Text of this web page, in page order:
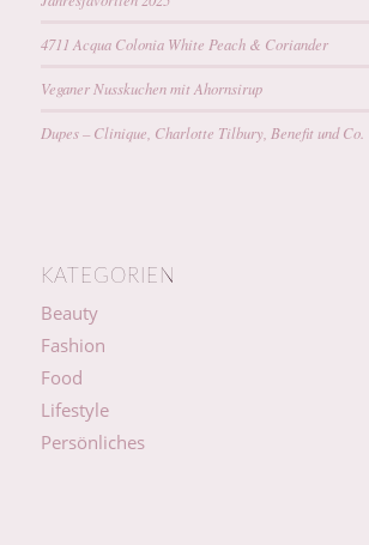
4711 Acqua Colonia White Peach & Coriander
Veganer Nusskuchen mit Ahornsirup
Dupes – Clinique, Charlotte Tilbury, Benefit und Co.
KATEGORIEN
Beauty
Fashion
Food
Lifestyle
Persönliches